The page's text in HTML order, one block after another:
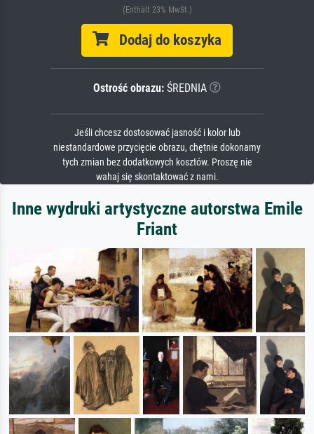
(Enthält 23% MwSt.)
Dodaj do koszyka
Ostrość obrazu: ŚREDNIA
Jeśli chcesz dostosować jasność i kolor lub
niestandardowe przycięcie obrazu, chętnie dokonamy
tych zmian bez dodatkowych kosztów. Proszę nie
wahaj się skontaktować z nami.
Inne wydruki artystyczne autorstwa Emile
Friant